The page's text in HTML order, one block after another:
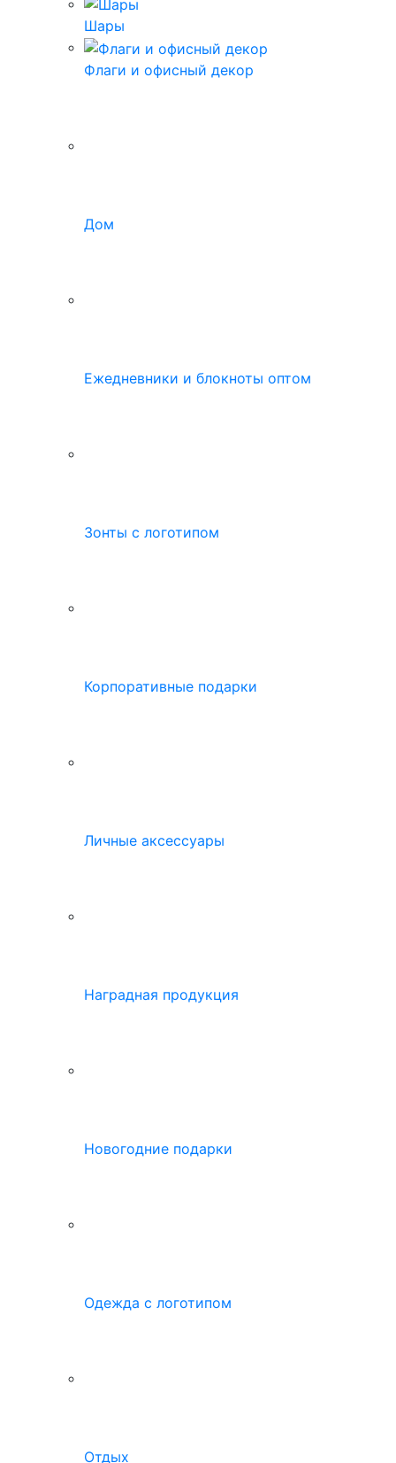
Шары
Флаги и офисный декор
Дом
Ежедневники и блокноты оптом
Зонты с логотипом
Корпоративные подарки
Личные аксессуары
Наградная продукция
Новогодние подарки
Одежда с логотипом
Отдых